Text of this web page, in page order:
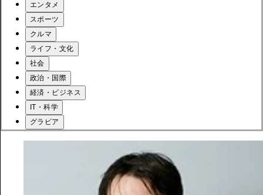
エンタメ
スポーツ
クルマ
ライフ・文化
社会
政治・国際
経済・ビジネス
IT・科学
グラビア